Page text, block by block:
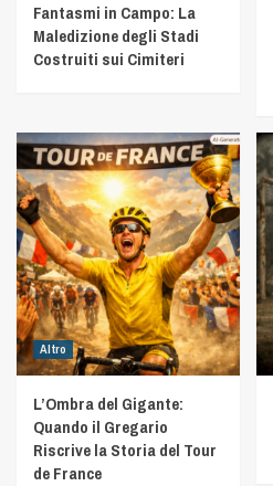
Fantasmi in Campo: La
Maledizione degli Stadi
Costruiti sui Cimiteri
Altro
L’Ombra del Gigante:
Quando il Gregario
Riscrive la Storia del Tour
de France